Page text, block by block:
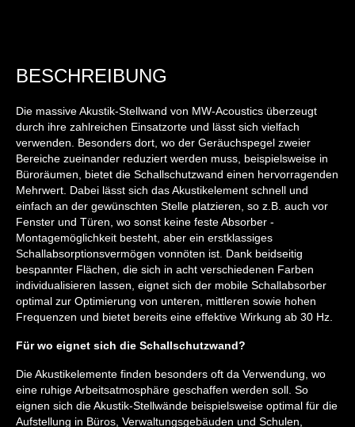
BESCHREIBUNG
Die massive Akustik-Stellwand von MW-Acoustics überzeugt
durch ihre zahlreichen Einsatzorte und lässt sich vielfach
verwenden. Besonders dort, wo der Geräuchspegel zweier
Bereiche zueinander reduziert werden muss, beispielsweise in
Büroräumen, bietet die Schallschutzwand einen hervorragenden
Mehrwert. Dabei lässt sich das Akustikelement schnell und
einfach an der gewünschten Stelle platzieren, so z.B. auch vor
Fenster und Türen, wo sonst keine feste Absorber -
Montagemöglichkeit besteht, aber ein erstklassiges
Schallabsorptionsvermögen vonnöten ist. Dank beidseitig
bespannter Flächen, die sich in acht verschiedenen Farben
individualisieren lassen, eignet sich der mobile Schallabsorber
optimal zur Optimierung von unteren, mittleren sowie hohen
Frequenzen und bietet bereits eine effektive Wirkung ab 30 Hz.
Für wo eignet sich die Schallschutzwand?
Die Akustikelemente finden besonders oft da Verwendung, wo
eine ruhige Arbeitsatmosphäre geschaffen werden soll. So
eignen sich die Akustik-Stellwände beispielsweise optimal für die
Aufstellung in Büros, Verwaltungsgebäuden und Schulen,